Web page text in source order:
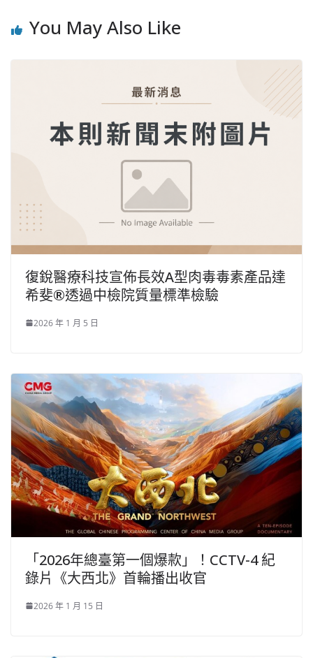
You May Also Like
復銳醫療科技宣佈長效A型肉毒毒素產品達
希斐®透過中檢院質量標準檢驗
2026 年 1 月 5 日
「2026年總臺第一個爆款」！CCTV-4 紀
錄片《大西北》首輪播出收官
2026 年 1 月 15 日